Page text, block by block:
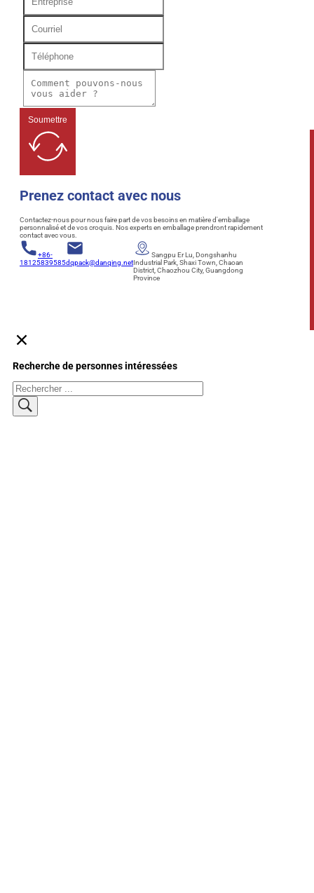
Soumettre
Prenez contact avec nous
Contactez-nous pour nous faire part de vos besoins en matière d'emballage
personnalisé et de vos croquis. Nos experts en emballage prendront rapidement
contact avec vous.
+86-
18125839585dqpack@danqing.net
Sangpu Er Lu, Dongshanhu
Industrial Park, Shaxi Town, Chaoan
District, Chaozhou City, Guangdong
Province
Recherche de personnes intéressées
Rechercher